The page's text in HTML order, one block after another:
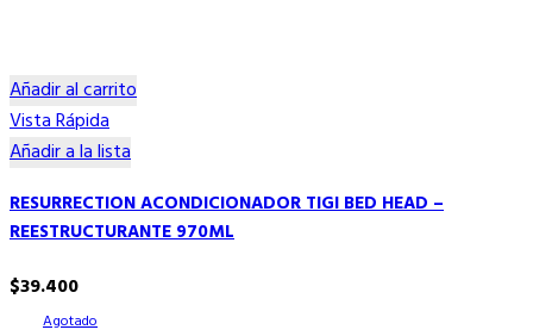
Añadir al carrito
Vista Rápida
Añadir a la lista
RESURRECTION ACONDICIONADOR TIGI BED HEAD –
REESTRUCTURANTE 970ML
$39.400
Agotado